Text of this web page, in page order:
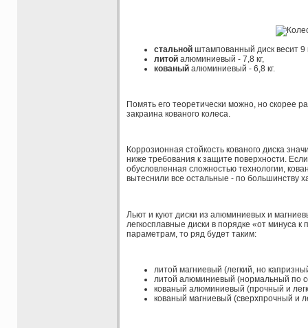
стальной штампованный диск весит 9
литой алюминиевый - 7,8 кг,
кованый алюминиевый - 6,8 кг.
Помять его теоретически можно, но скорее
закраина кованого колеса.
Коррозионная стойкость кованого диска
ниже требования к защите поверхности.
обусловленная сложностью технологии,
вытеснили все остальные - по большинству
Льют и куют диски из алюминиевых и
легкосплавные диски в порядке «от минуса к
параметрам, то ряд будет таким:
литой магниевый (легкий, но
литой алюминиевый (нормальный по
кованый алюминиевый (прочный и
кованый магниевый (сверхпрочный и